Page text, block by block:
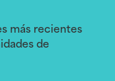
más recientes
de